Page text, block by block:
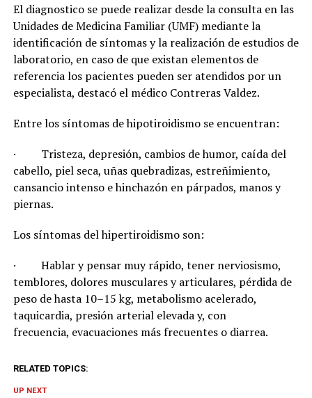
El diagnostico se puede realizar desde la consulta en las
Unidades de Medicina Familiar (UMF) mediante la
identificación de síntomas y la realización de estudios de
laboratorio, en caso de que existan elementos de
referencia los pacientes pueden ser atendidos por un
especialista, destacó el médico Contreras Valdez.
Entre los síntomas de hipotiroidismo se encuentran:
· Tristeza, depresión, cambios de humor, caída del
cabello, piel seca, uñas quebradizas, estreñimiento,
cansancio intenso e hinchazón en párpados, manos y
piernas.
Los síntomas del hipertiroidismo son:
· Hablar y pensar muy rápido, tener nerviosismo,
temblores, dolores musculares y articulares, pérdida de
peso de hasta 10–15 kg, metabolismo acelerado,
taquicardia, presión arterial elevada y, con
frecuencia, evacuaciones más frecuentes o diarrea.
RELATED TOPICS:
UP NEXT